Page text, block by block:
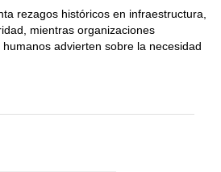
rezagos históricos en infraestructura,
mientras organizaciones
advierten sobre la necesidad